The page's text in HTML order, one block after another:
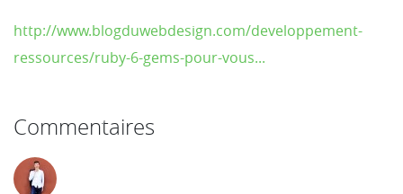
http://www.blogduwebdesign.com/developpement-
ressources/ruby-6-gems-pour-vous...
Commentaires